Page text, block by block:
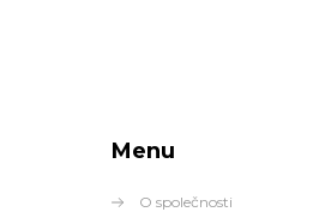
Menu
O společnosti